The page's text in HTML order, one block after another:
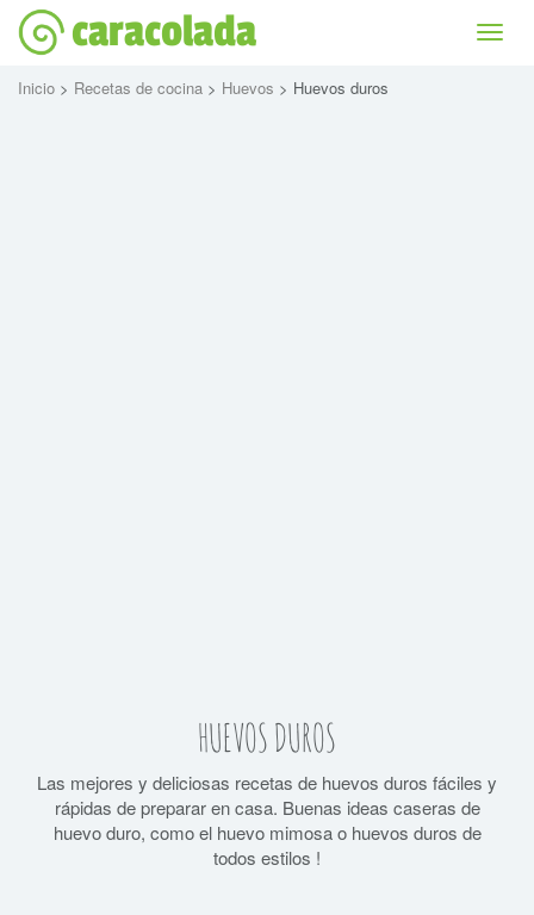
caracolada
Inicio > Recetas de cocina > Huevos > Huevos duros
HUEVOS DUROS
Las mejores y deliciosas recetas de huevos duros fáciles y
rápidas de preparar en casa. Buenas ideas caseras de
huevo duro, como el huevo mimosa o huevos duros de
todos estilos !